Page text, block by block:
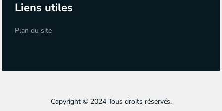
Liens utiles
Plan du site
Copyright © 2024 Tous droits réservés.